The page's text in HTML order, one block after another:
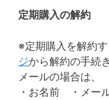
定期購入の解約
※定期購入を解約す
ジから解約の手続
メールの場合は、
・お名前 ・メー